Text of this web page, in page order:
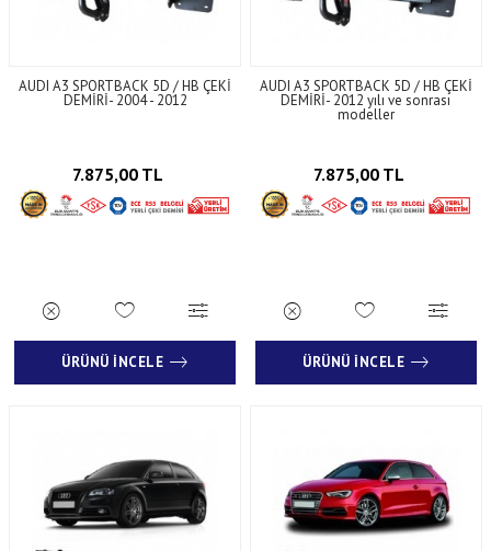
AUDI A3 SPORTBACK 5D / HB ÇEKİ
DEMİRİ- 2004 - 2012
7.875,00 TL
ÜRÜNÜ İNCELE
AUDI A3 SPORTBACK 5D / HB ÇEKİ
DEMİRİ- 2012 yılı ve sonrası
modeller
7.875,00 TL
ÜRÜNÜ İNCELE